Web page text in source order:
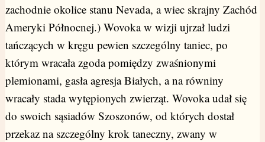
zachodnie okolice stanu Nevada, a wiec skrajny Zachód
Ameryki Północnej.) Wovoka w wizji ujrzał ludzi
tańczących w kręgu pewien szczególny taniec, po
którym wracała zgoda pomiędzy zwaśnionymi
plemionami, gasła agresja Białych, a na równiny
wracały stada wytępionych zwierząt. Wovoka udał się
do swoich sąsiadów Szoszonów, od których dostał
przekaz na szczególny krok taneczny, zwany w